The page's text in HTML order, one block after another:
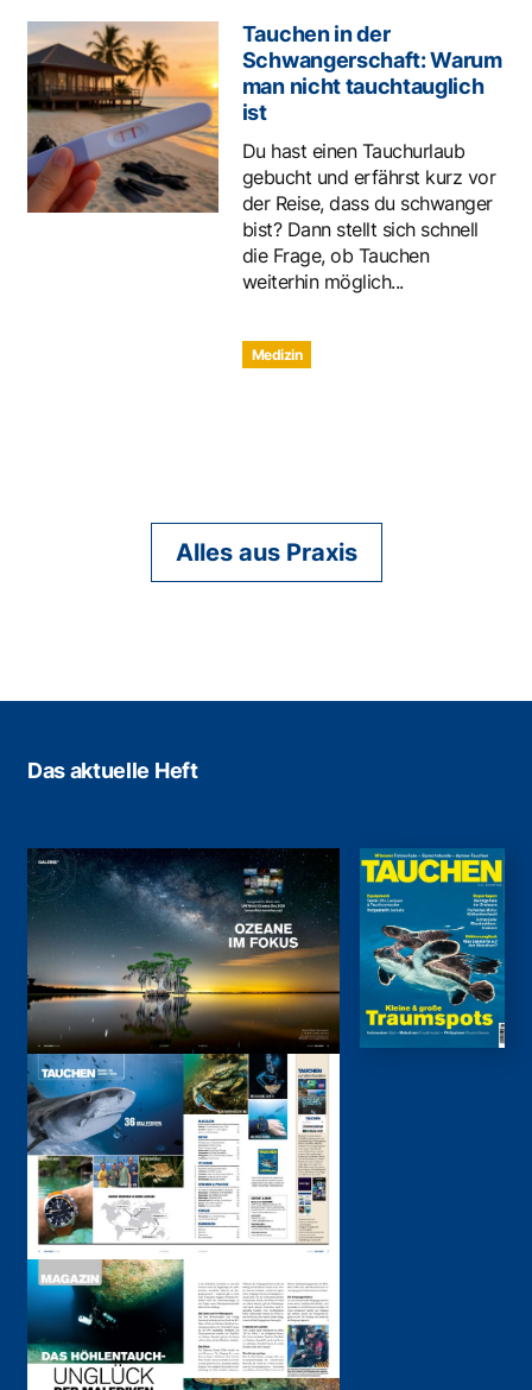
Tauchen in der
Schwangerschaft: Warum
man nicht tauchtauglich
ist
Du hast einen Tauchurlaub
gebucht und erfährst kurz vor
der Reise, dass du schwanger
bist? Dann stellt sich schnell
die Frage, ob Tauchen
weiterhin möglich...
Medizin
Alles aus Praxis
Das aktuelle Heft